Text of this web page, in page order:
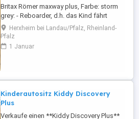
Britax Römer maxway plus, Farbe: storm
grey: - Reboarder, d.h. das Kind fährt
sicher rückwärts. - Kindergewicht: 9 - 25
kg - ungefähre Altersklasse: 9 Monate bis
6 Jahre - Befestigung im Auto mit 3-Punkt
Herxheim bei Landau/Pfalz, Rheinland-
Pfalz
1 Januar
Kinderautositz Kiddy Discovery
Plus
Verkaufe einen **Kiddy Discovery Plus**